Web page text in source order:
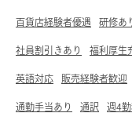
百貨店経験者優遇 研修あ
社員割引きあり 福利厚生
英語対応 販売経験者歓迎
通勤手当あり 通訳 週4勤